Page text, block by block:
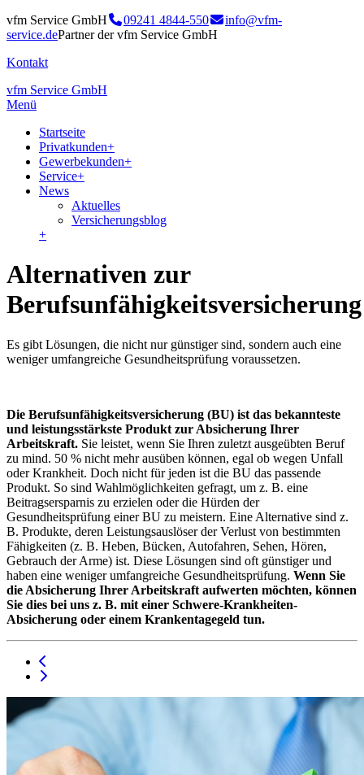
vfm Service GmbH 09241 4844-550
info@vfm-
service.dePartner der vfm Service GmbH
Kontakt
vfm Service GmbH
Menü
Startseite
Privatkunden+
Gewerbekunden+
Service+
News
Aktuelles
Versicherungsblog
+
Alternativen zur
Berufsunfähigkeitsversicherung
Es gibt Lösungen, die nicht nur günstiger sind, sondern auch eine
weniger umfangreiche Gesundheitsprüfung voraussetzen.
Die Berufsunfähigkeitsversicherung (BU) ist das bekannteste
und leistungsstärkste Produkt zur Absicherung Ihrer
Arbeitskraft. Sie leistet, wenn Sie Ihren zuletzt ausgeübten Beruf
zu mind. 50 % nicht mehr ausüben können, egal ob wegen Unfall
oder Krankheit. Doch nicht für jeden ist die BU das passende
Produkt. So sind Wahlmöglichkeiten gefragt, um z. B. eine
Beitragsersparnis zu erzielen oder die Hürden der
Gesundheitsprüfung einer BU zu meistern. Eine Alternative sind z.
B. Produkte, deren Leistungsauslöser der Verlust von bestimmten
Fähigkeiten (z. B. Heben, Bücken, Autofahren, Sehen, Hören,
Gebrauch der Arme) ist. Diese Lösungen sind oft günstiger und
haben eine weniger umfangreiche Gesundheitsprüfung. Wenn Sie
die Absicherung Ihrer Arbeitskraft aufwerten möchten, können
Sie dies bei uns z. B. mit einer Schwere-Krankheiten-
Absicherung oder einem Krankentagegeld tun.